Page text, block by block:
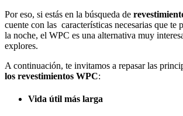
Por eso, si estás en la búsqueda de
cuente con las características necesarias que te
la noche, el WPC es una alternativa muy
explores.
A continuación, te invitamos a repasar las
los revestimientos WPC:
Vida útil más larga